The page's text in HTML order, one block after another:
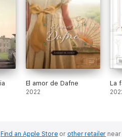
El amor de Dafne
2022
La
Find an Apple Store or other retailer near